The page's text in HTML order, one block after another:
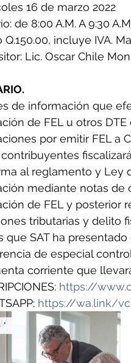
16 de marzo 2022
de 8:00 A.M. A 9:30
Q.150.00, incluye IVA.
Lic. Oscar Chile
de información que
de FEL u otros
por emitir FEL a
contribuyentes
al reglamento y Ley
mediante notas de
de FEL y posterior
tributarias y delito
que SAT ha
de especial
corriente que
https://
https://wa.link/